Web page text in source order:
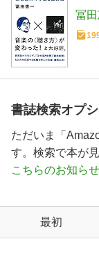
冨
書誌検索オプ
ただいま「
す。検索で本が
こちらのお知らせ
最初